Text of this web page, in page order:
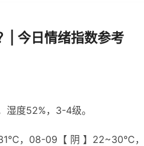
| 今日情绪指数参考
度52%，3-4级。
，08-09【 阴 】22~30℃